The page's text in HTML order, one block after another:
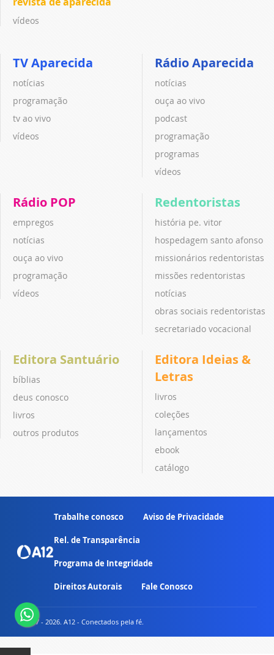
vídeos
TV Aparecida
notícias
programação
tv ao vivo
vídeos
Rádio Aparecida
notícias
ouça ao vivo
podcast
programação
programas
vídeos
Rádio POP
empregos
notícias
ouça ao vivo
programação
vídeos
Redentoristas
história pe. vitor
hospedagem santo afonso
missionários redentoristas
missões redentoristas
notícias
obras sociais redentoristas
secretariado vocacional
Editora Santuário
bíblias
deus conosco
livros
outros produtos
Editora Ideias &
Letras
livros
coleções
lançamentos
ebook
catálogo
Trabalhe conosco Aviso de Privacidade
Rel. de Transparência
Programa de Integridade
Direitos Autorais Fale Conosco
© 2007 - 2026. A12 - Conectados pela fé.